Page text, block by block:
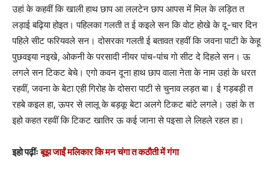
उहां के कहवीं कि खाली हाथ छाप आ ललटेन छाप आपस में मिल के लड़ित त
लड़ाई बढ़िया होइत। पहिलका गलती त ई कइले सन कि वोट होखे के दू-चार दिन
पहिले सीट फरियवले सन। दोसरका गलती ई बतावत रहवीं कि जवना पाटी के केहू
पुछवइया नइखे, ओकनी के परसादी नीयर पांच-पांच गो सीट दे दिहले सन। ऊ
लगले सन टिकट बेचे। एगो कवन दूना हाथ छाप वाला नेता के नाम उहां के धरत
रहवीं, जवना के बेटा एही गिरोह के दोसरा पाटी से चुनाव लड़त बा। ई गड़बड़ी त
रहबे कइल हा, ऊपर से लालू के बड़कू बेटा अलगे टिकट बांटे लगले। उहां के त
इहो कहत रहवीं कि टिकट खातिर ऊ कई जाना से पइसा ले लिहले रहल हा।
इहो पढ़ींःबूझ जाईं मलिकार कि मन चंगा त कठौती में गंगा